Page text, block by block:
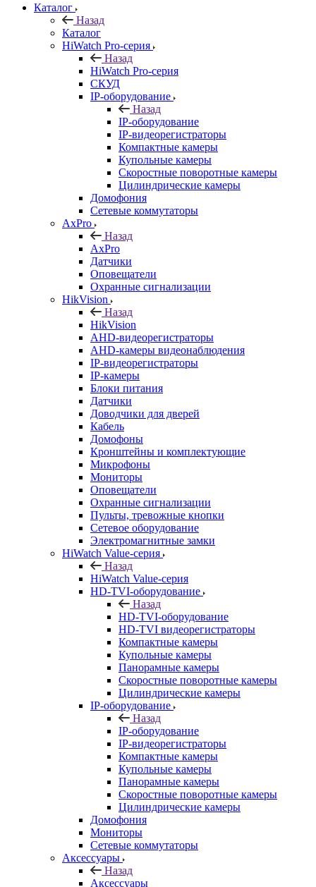
Каталог
Назад
Каталог
HiWatch Pro-серия
Назад
HiWatch Pro-серия
CКУД
IP-оборудование
Назад
IP-оборудование
IP-видеорегистраторы
Компактные камеры
Купольные камеры
Скоростные поворотные камеры
Цилиндрические камеры
Домофония
Сетевые коммутаторы
AxPro
Назад
AxPro
Датчики
Оповещатели
Охранные сигнализации
HikVision
Назад
HikVision
AHD-видеорегистраторы
AHD-камеры видеонаблюдения
IP-видеорегистраторы
IP-камеры
Блоки питания
Датчики
Доводчики для дверей
Кабель
Домофоны
Кронштейны и комплектующие
Микрофоны
Мониторы
Оповещатели
Охранные сигнализации
Пульты, тревожные кнопки
Сетевое оборудование
Электромагнитные замки
HiWatch Value-серия
Назад
HiWatch Value-серия
HD-TVI-оборудование
Назад
HD-TVI-оборудование
HD-TVI видеорегистраторы
Компактные камеры
Купольные камеры
Панорамные камеры
Скоростные поворотные камеры
Цилиндрические камеры
IP-оборудование
Назад
IP-оборудование
IP-видеорегистраторы
Компактные камеры
Купольные камеры
Панорамные камеры
Скоростные поворотные камеры
Цилиндрические камеры
Домофония
Мониторы
Сетевые коммутаторы
Аксессуары
Назад
Аксессуары